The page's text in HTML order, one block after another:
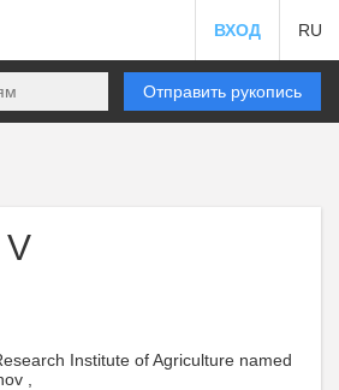
ВХОД RU
Отправить рукопись
Institute of Agriculture named
,